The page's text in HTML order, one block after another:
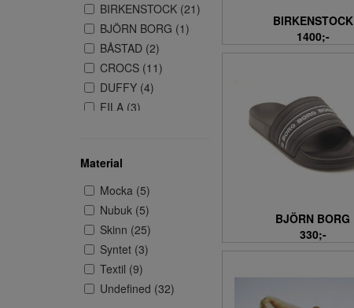
BIRKENSTOCK (21)
BJÖRN BORG (1)
BÅSTAD (2)
CROCS (11)
DUFFY (4)
FILA (3)
INUIKII (1)
ROHDE (11)
RUGGED GEAR (3)
SCHOLL (5)
SHEPHERD OF
SWEDEN (7)
SPRINGYARD (1)
TAMARIS (1)
Material
Mocka (5)
Nubuk (5)
Skinn (25)
Syntet (3)
Textil (9)
Undefined (32)
BIRKENSTOCK
1400;-
BJÖRN BORG
330;-